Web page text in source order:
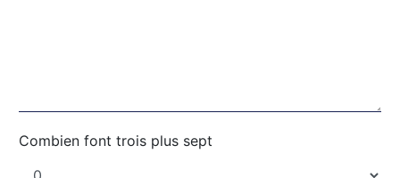
Combien font trois plus sept